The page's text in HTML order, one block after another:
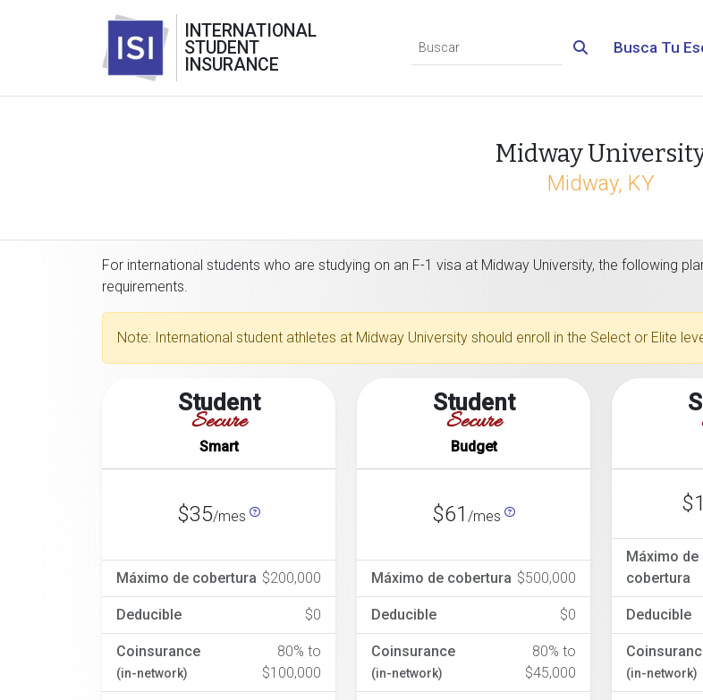
INTERNATIONAL
STUDENT
INSURANCE
Busca Tu
Midway
Midway, KY
For international students who are studying on an F-1 visa at Midway University, the following
requirements.
Note: International student athletes at Midway University should enroll in the Select or Elite
Student
Secure
Smart
$35/mes
Máximo de cobertura $200,000
Deducible $0
Coinsurance
(in-network)
80% to
$100,000
Student
Secure
Budget
$61 /mes
Máximo de cobertura $500,000
Deducible $0
Coinsurance
(in-network)
80% to
$45,000
Máximo de
cobertura
Deducible
(in-network)